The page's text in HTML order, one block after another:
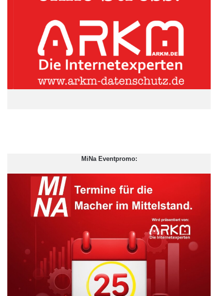
Quelle: Presseanzeiger
Integriert sind im Modell KINO-DH810 zwei Intel® Ethernet
Controller I211, VGA, DP und DVI-D. Dual Display Funktion für
zwei unabhängige Displays ist möglich. Optionale Converter-
Boards vom internen DisplayPort bieten zusätzlich eine
Schnittstelle als VGA, HDMI, LVDS oder DVI. Die integrierten
MiNa Eventpromo: